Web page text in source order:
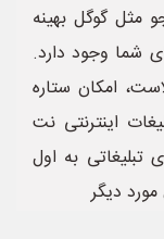
مثل گوگل بهینه
شما وجود دارد.
امکان ستاره
اینترنتی نت
تبلیغاتی به اول
دیگر